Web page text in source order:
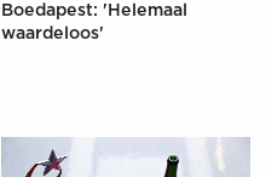
Boedapest: 'Helemaal
waardeloos'